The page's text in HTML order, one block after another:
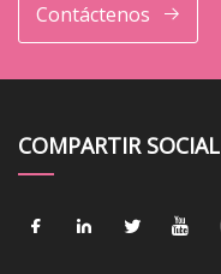
Contáctenos
COMPARTIR SOCIAL